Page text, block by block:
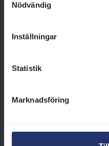
Nödvändig
Inställningar
Statistik
Marknadsföring